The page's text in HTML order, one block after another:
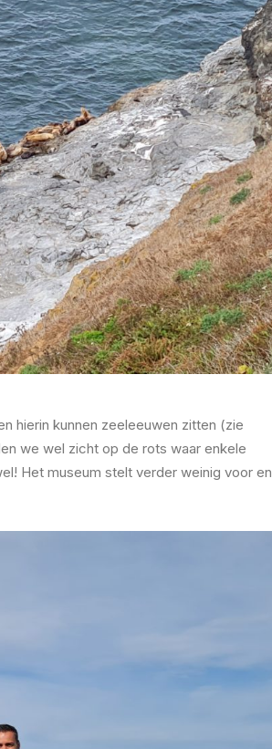
hierin kunnen zeeleeuwen zitten (zie
we wel zicht op de rots waar enkele
Het museum stelt verder weinig voor en